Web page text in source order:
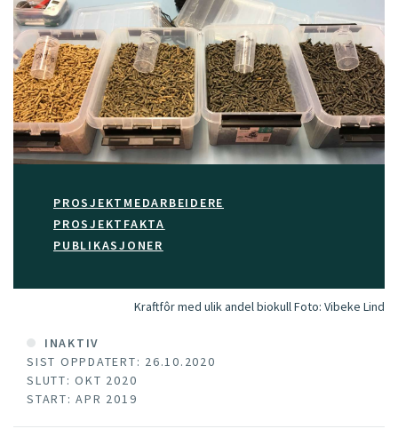
PROSJEKTMEDARBEIDERE
PROSJEKTFAKTA
PUBLIKASJONER
Kraftfôr med ulik andel biokullFoto: Vibeke Lind
INAKTIV
SIST OPPDATERT: 26.10.2020
SLUTT: OKT 2020
START: APR 2019